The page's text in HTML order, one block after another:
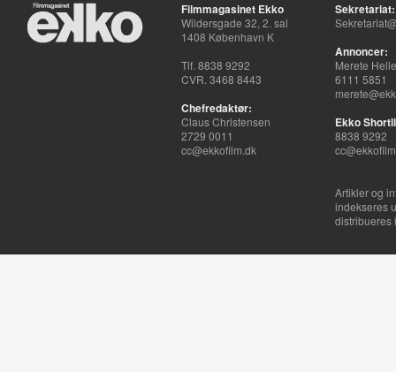
Filmmagasinet Ekko
Wildersgade 32, 2. sal
1408 København K
Tlf. 8838 9292
CVR. 3468 8443
Chefredaktør:
Claus Christensen
2729 0011
cc@ekkofilm.dk
Sekretariat:
Annoncer:
Merete
6111 5851
Ekko
8838 9292
Artikler og
indekseres
distribueres